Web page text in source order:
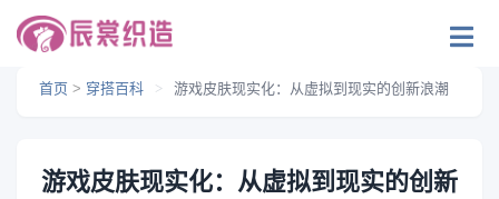
首页 > 穿搭百科 > 游戏皮肤现实化：从虚拟到现实的创新浪潮
游戏皮肤现实化：从虚拟到现实的创新